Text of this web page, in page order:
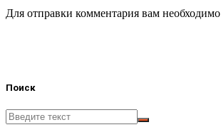
Для отправки комментария вам необходимо
Поиск